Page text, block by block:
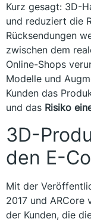
Kurz gesagt: 3D-
und reduziert die
Rücksendungen
zwischen dem
Online-Shops
Modelle und
Kunden das
und das Risiko
3D-
den E-
Mit der
2017 und ARCore
der Kunden, die